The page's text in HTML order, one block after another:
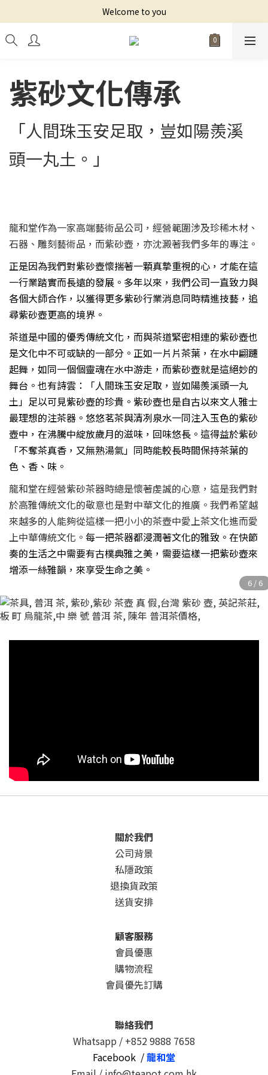
Welcome to you
紫砂文化傳承
「人間珠玉安足取，豈如陽羨溪
頭一丸土。」
龍和堂作為一家高端藝術品公司，經營範圍涉及珍稀木材、
石器、雕刻藝術品，而紫砂壺，亦沈澱著我們多年的專注。
正是因為我們對紫砂壺懷揣著一顆真摯重視的心，才能在這
一行業踏實而長遠的發展。多年以來，我們公司一直致力與
各個大師合作，以獲得更多紫砂行業消息同時精進技藝，追
尋紫砂壺更高的境界。
茶道是中國的優秀傳統文化，而與茶道緊密相連的紫砂壺也
是文化中不可或缺的一部分。正如一片片茶葉，在水中翩躚
起舞，如同一個個靈魂在水中游走，而紫砂壺就是這絕妙的
舞台。也有詩雲：「人間珠玉安足取，豈如陽羨溪頭一丸
土」足以可見紫砂壺的珍貴。紫砂壺也是自古以來文人雅士
最理想的注茶器。悠悠茗茶與清冽泉水一同注入玉色的紫砂
壺中，在沸騰中綻放歲月的滋味，回味悠長。這得益於紫砂
「不奪茶真香，又無熟湯氣」同時能較長時間保持茶葉的
色、香、味。
龍和堂在經營紫砂茶器時總是懷著虔誠的心意，這是我們對
於高雅傳統文化的敬意也是對中華文化的推廣。我們希望越
來越多的人能夠從這樣一把小小的茶壺中愛上茶文化進而愛
上中華傳統文化。 每一把茶器都浸潤著文化的雅致。在快節
奏的生活之中需要有古樸典雅之美，需要這樣一把紫砂壺來
增添一絲雅韻，來享受生命之美。
關於我們
公司背景
私隱政策
退換貨政策
送貨安排
顧客服務
會員優惠
購物流程
會員優先訂購
聯絡我們
Whatsapp / +852 9888 7658
Facebook /龍和堂